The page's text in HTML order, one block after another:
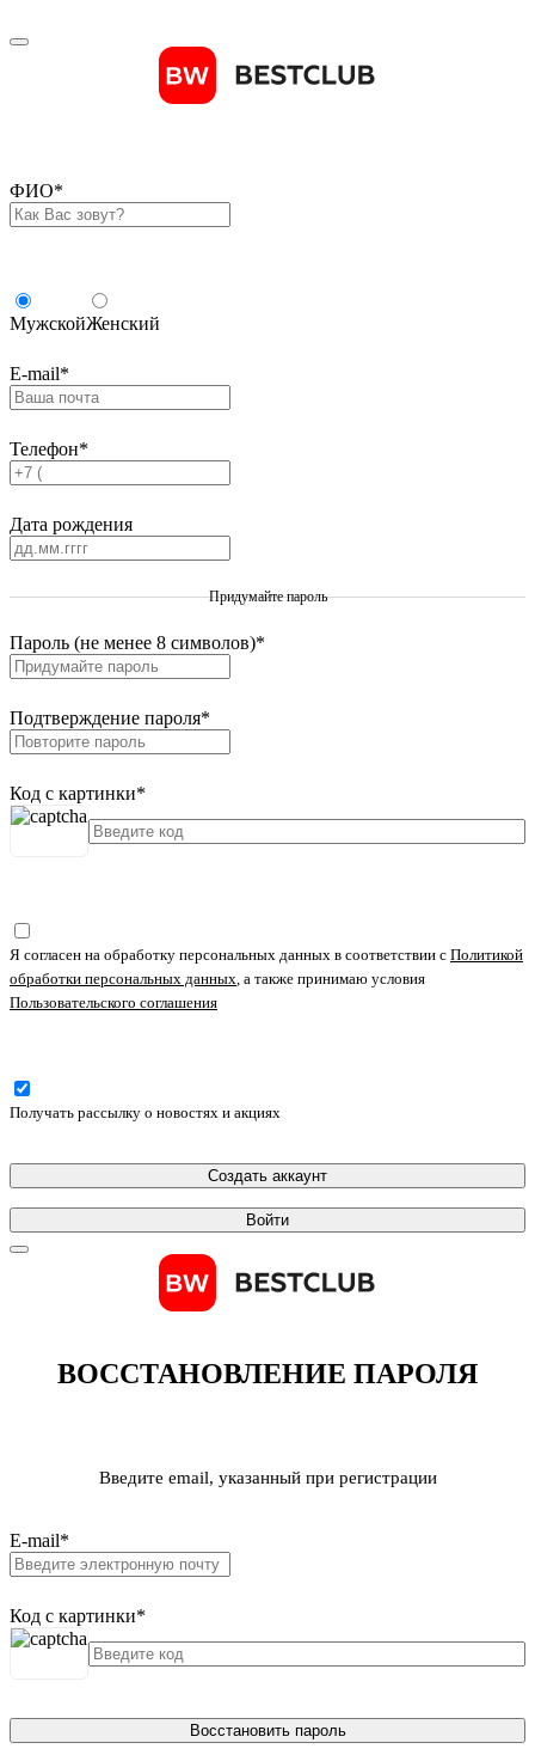
ФИО*
МужскойЖенский
E-mail*
Телефон*
Дата рождения
Придумайте пароль
Пароль (не менее 8 символов)*
Подтверждение пароля*
Код с картинки*
Я согласен на обработку персональных данных в соответствии с Политикой
обработки персональных данных, а также принимаю условия
Пользовательского соглашения
Получать рассылку о новостях и акциях
Создать аккаунт
Войти
ВОССТАНОВЛЕНИЕ ПАРОЛЯ
Введите email, указанный при регистрации
E-mail*
Код с картинки*
Восстановить пароль